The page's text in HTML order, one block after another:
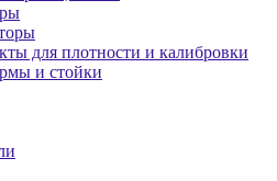
для плотности и калибровки
и стойки